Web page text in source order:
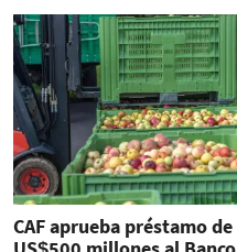
CAF aprueba préstamo de